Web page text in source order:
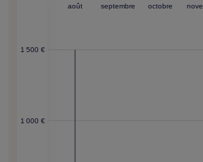
1 000 €
1 500 €
août septembre octobre